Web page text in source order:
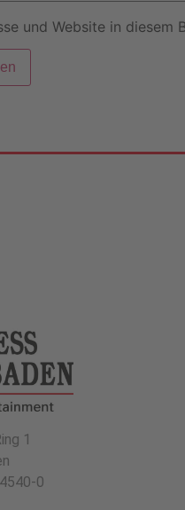
und Website in diesem
1
0